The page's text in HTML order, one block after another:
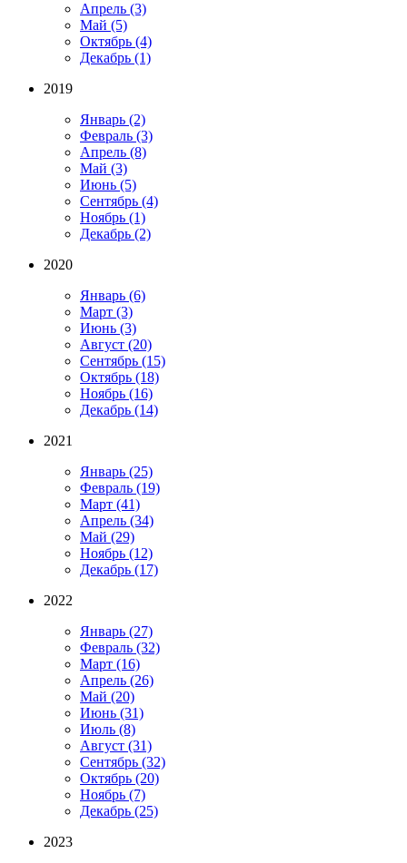
Апрель (3)
Май (5)
Октябрь (4)
Декабрь (1)
2019
Январь (2)
Февраль (3)
Апрель (8)
Май (3)
Июнь (5)
Сентябрь (4)
Ноябрь (1)
Декабрь (2)
2020
Январь (6)
Март (3)
Июнь (3)
Август (20)
Сентябрь (15)
Октябрь (18)
Ноябрь (16)
Декабрь (14)
2021
Январь (25)
Февраль (19)
Март (41)
Апрель (34)
Май (29)
Ноябрь (12)
Декабрь (17)
2022
Январь (27)
Февраль (32)
Март (16)
Апрель (26)
Май (20)
Июнь (31)
Июль (8)
Август (31)
Сентябрь (32)
Октябрь (20)
Ноябрь (7)
Декабрь (25)
2023